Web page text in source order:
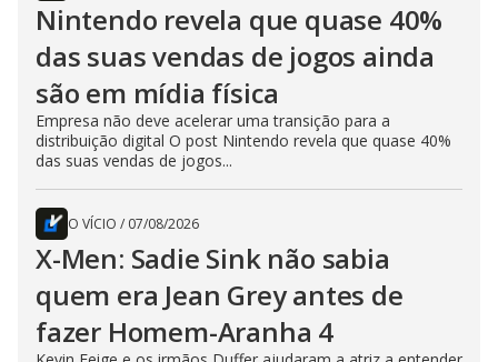
Nintendo revela que quase 40%
das suas vendas de jogos ainda
são em mídia física
Empresa não deve acelerar uma transição para a
distribuição digital O post Nintendo revela que quase 40%
das suas vendas de jogos...
O VÍCIO / 07/08/2026
X-Men: Sadie Sink não sabia
quem era Jean Grey antes de
fazer Homem-Aranha 4